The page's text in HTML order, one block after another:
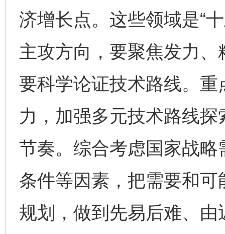
济增长点。这些领域是“
主攻方向，要聚焦发力
要科学论证技术路线。
力，加强多元技术路线
节奏。综合考虑国家战
条件等因素，把需要和
规划，做到先易后难、